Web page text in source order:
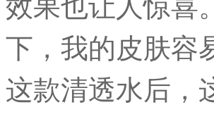
下，我的皮肤容
这款清透水后，